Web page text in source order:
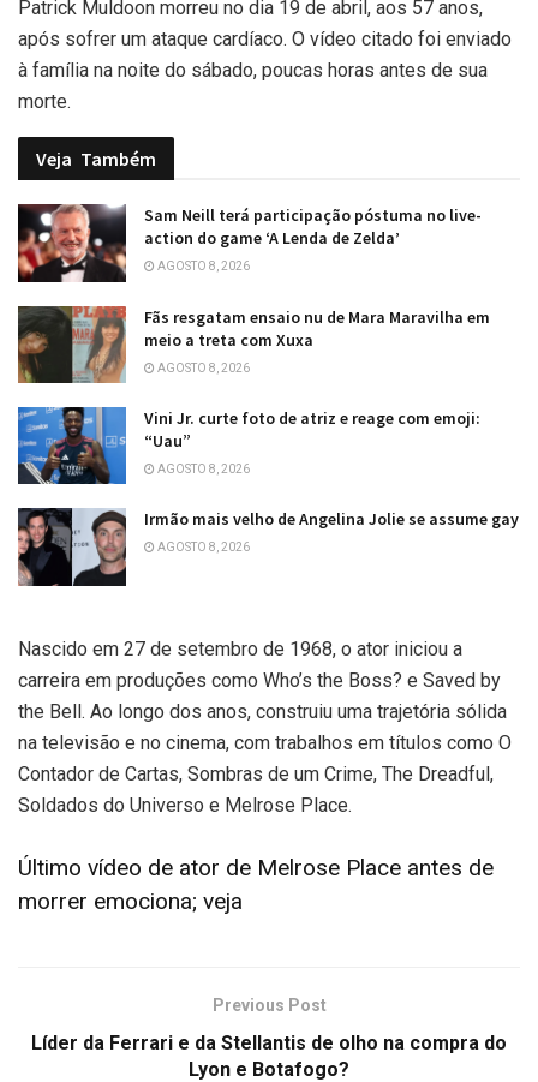
Patrick Muldoon morreu no dia 19 de abril, aos 57 anos,
após sofrer um ataque cardíaco. O vídeo citado foi enviado
à família na noite do sábado, poucas horas antes de sua
morte.
Veja Também
Sam Neill terá participação póstuma no live-
action do game ‘A Lenda de Zelda’
AGOSTO 8, 2026
Fãs resgatam ensaio nu de Mara Maravilha em
meio a treta com Xuxa
AGOSTO 8, 2026
Vini Jr. curte foto de atriz e reage com emoji:
“Uau”
AGOSTO 8, 2026
Irmão mais velho de Angelina Jolie se assume gay
AGOSTO 8, 2026
Nascido em 27 de setembro de 1968, o ator iniciou a
carreira em produções como Who’s the Boss? e Saved by
the Bell. Ao longo dos anos, construiu uma trajetória sólida
na televisão e no cinema, com trabalhos em títulos como O
Contador de Cartas, Sombras de um Crime, The Dreadful,
Soldados do Universo e Melrose Place.
Último vídeo de ator de Melrose Place antes de
morrer emociona; veja
Previous Post
Líder da Ferrari e da Stellantis de olho na compra do
Lyon e Botafogo?